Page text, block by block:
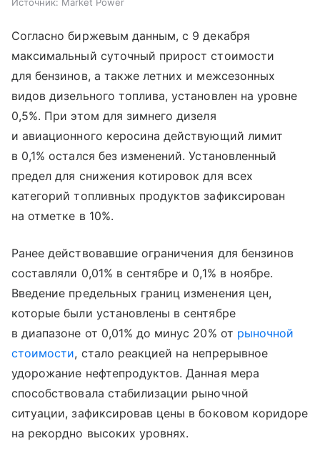
Согласно биржевым данным, с 9 декабря
максимальный суточный прирост стоимости
для бензинов, а также летних и межсезонных
видов дизельного топлива, установлен на уровне
0,5%. При этом для зимнего дизеля
и авиационного керосина действующий лимит
в 0,1% остался без изменений. Установленный
предел для снижения котировок для всех
категорий топливных продуктов зафиксирован
на отметке в 10%.
Ранее действовавшие ограничения для бензинов
составляли 0,01% в сентябре и 0,1% в ноябре.
Введение предельных границ изменения цен,
которые были установлены в сентябре
в диапазоне от 0,01% до минус 20% от рыночной
стоимости, стало реакцией на непрерывное
удорожание нефтепродуктов. Данная мера
способствовала стабилизации рыночной
ситуации, зафиксировав цены в боковом коридоре
на рекордно высоких уровнях.